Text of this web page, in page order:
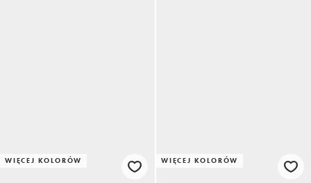
WIĘCEJ KOLORÓW WIĘCEJ KOLORÓW